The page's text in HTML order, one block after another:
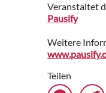
Veranstaltet
Pausify
Weitere
Teilen